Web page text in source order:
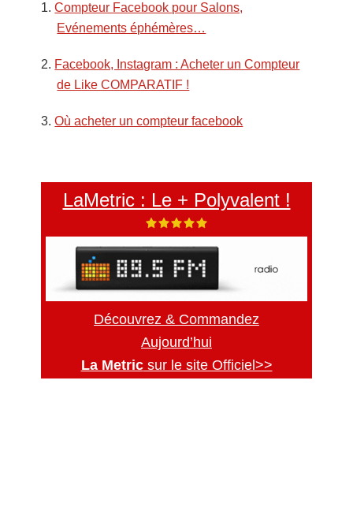
Compteur Facebook pour Salons,
Evénements éphémères…
Facebook, Instagram : Acheter un Compteur
de Like COMPARATIF !
Où acheter un compteur facebook
LaMetric : Le + Polyvalent !
Découvrez & Commandez
Aujourd’hui
La Metricsur le site Officiel>>